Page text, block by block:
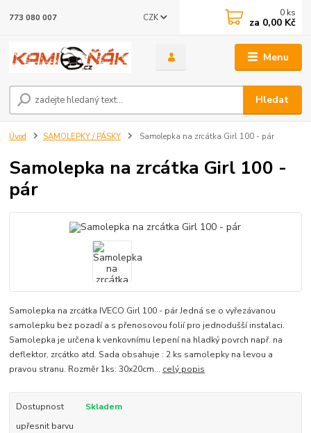
Menu
CZK
Hledat
773 080 007 0 ks
za 0,00 Kč
Úvod SAMOLEPKY / PÁSKY Samolepka na zrcátka Girl 100 - pár
Samolepka na zrcátka Girl 100 -
pár
Samolepka na zrcátka IVECO Girl 100 - pár Jedná se o vyřezávanou
samolepku bez pozadí a s přenosovou folií pro jednodušší instalaci.
Samolepka je určena k venkovnímu lepení na hladký povrch např. na
deflektor, zrcátko atd. Sada obsahuje : 2 ks samolepky na levou a
pravou stranu. Rozměr 1ks: 30x20cm... celý popis
Dostupnost
Skladem
upřesnit barvu